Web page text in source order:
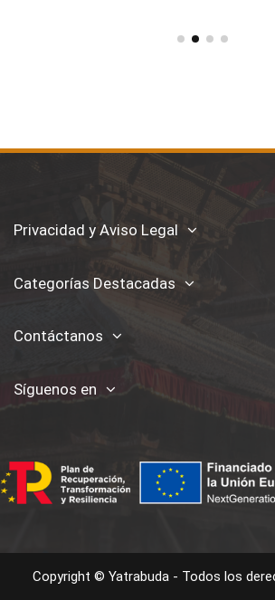
Privacidad y Aviso Legal
Categorías Destacadas
Contáctanos
Síguenos en
Copyright © Yatrabuda - Todos los